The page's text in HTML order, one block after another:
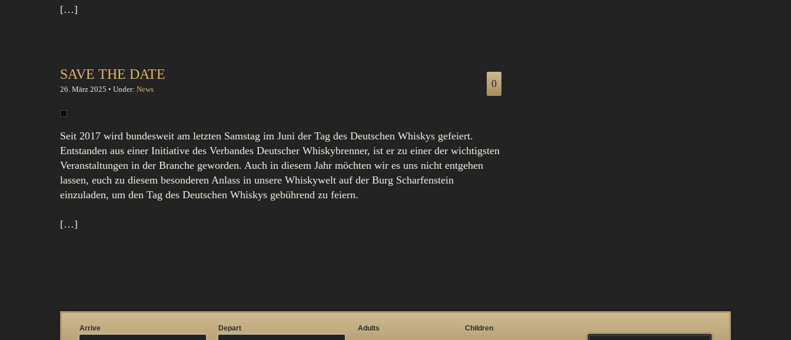
[…]
SAVE THE DATE
26. März 2025 • Under: News 0
Seit 2017 wird bundesweit am letzten Samstag im Juni der Tag des Deutschen Whiskys gefeiert.
Entstanden aus einer Initiative des Verbandes Deutscher Whiskybrenner, ist er zu einer der wichtigsten
Veranstaltungen in der Branche geworden. Auch in diesem Jahr möchten wir es uns nicht entgehen
lassen, euch zu diesem besonderen Anlass in unsere Whiskywelt auf der Burg Scharfenstein
einzuladen, um den Tag des Deutschen Whiskys gebührend zu feiern.
[…]
Arrive Depart Adults Children